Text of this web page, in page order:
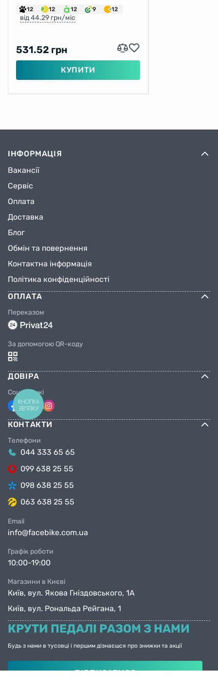
12 12 12 9 12
від 44.29 грн/міс
531.52 грн
КУПИТИ
ІНФОРМАЦІЯ
Вакансії
Сервіс
Оплата
Доставка
Блог
Обмін та повернення
Контактна інформація
Політика конфіденційності
ОПЛАТА
Переказом
За допомогою QR-коду
ДОВІРА
Соцмережі
КОНТАКТИ
Телефони
044 333 65 65
099 638 25 55
098 638 25 55
063 638 25 55
Email
info@facebike.com.ua
Графік роботи
10:00-19:00
Магазини в Києві
Київ, вул. Якова Гніздовського, 1А
Київ, вул. Рональда Рейгана, 1
КРУТИ ПЕДАЛІ РАЗОМ З НАМИ
Будь з нами в тусовці і першим дізнаєшся про знижки та акції
ПІДПИСАТИСЯ
КНОПКА
ЗВ'ЯЗКУ